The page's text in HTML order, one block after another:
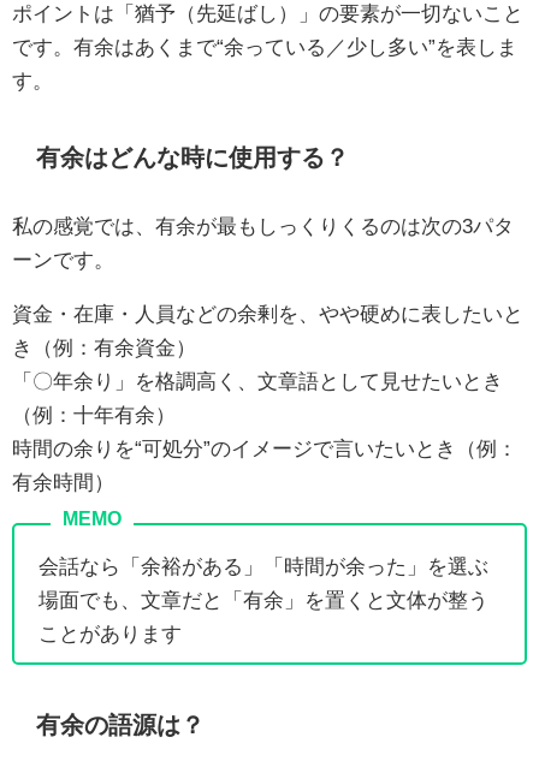
ポイントは「猶予（先延ばし）」の要素が一切ないこと
です。有余はあくまで“余っている／少し多い”を表しま
す。
有余はどんな時に使用する？
私の感覚では、有余が最もしっくりくるのは次の3パタ
ーンです。
資金・在庫・人員などの余剰を、やや硬めに表したいと
き（例：有余資金）
「〇年余り」を格調高く、文章語として見せたいとき
（例：十年有余）
時間の余りを“可処分”のイメージで言いたいとき（例：
有余時間）
会話なら「余裕がある」「時間が余った」を選ぶ
場面でも、文章だと「有余」を置くと文体が整う
ことがあります
有余の語源は？